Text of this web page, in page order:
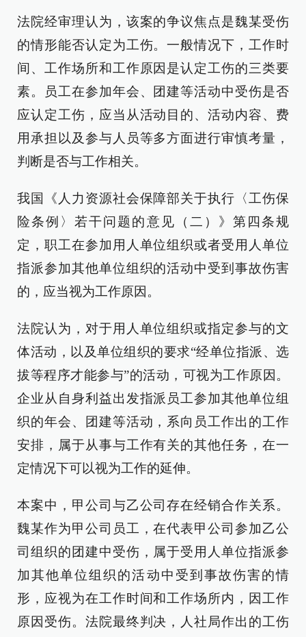
法院经审理认为，该案的争议焦点是魏某受伤
的情形能否认定为工伤。一般情况下，工作时
间、工作场所和工作原因是认定工伤的三类要
素。员工在参加年会、团建等活动中受伤是否
应认定工伤，应当从活动目的、活动内容、费
用承担以及参与人员等多方面进行审慎考量，
判断是否与工作相关。
我国《人力资源社会保障部关于执行〈工伤保
险条例〉若干问题的意见（二）》第四条规
定，职工在参加用人单位组织或者受用人单位
指派参加其他单位组织的活动中受到事故伤害
的，应当视为工作原因。
法院认为，对于用人单位组织或指定参与的文
体活动，以及单位组织的要求“经单位指派、选
拔等程序才能参与”的活动，可视为工作原因。
企业从自身利益出发指派员工参加其他单位组
织的年会、团建等活动，系向员工作出的工作
安排，属于从事与工作有关的其他任务，在一
定情况下可以视为工作的延伸。
本案中，甲公司与乙公司存在经销合作关系。
魏某作为甲公司员工，在代表甲公司参加乙公
司组织的团建中受伤，属于受用人单位指派参
加其他单位组织的活动中受到事故伤害的情
形，应视为在工作时间和工作场所内，因工作
原因受伤。法院最终判决，人社局作出的工伤